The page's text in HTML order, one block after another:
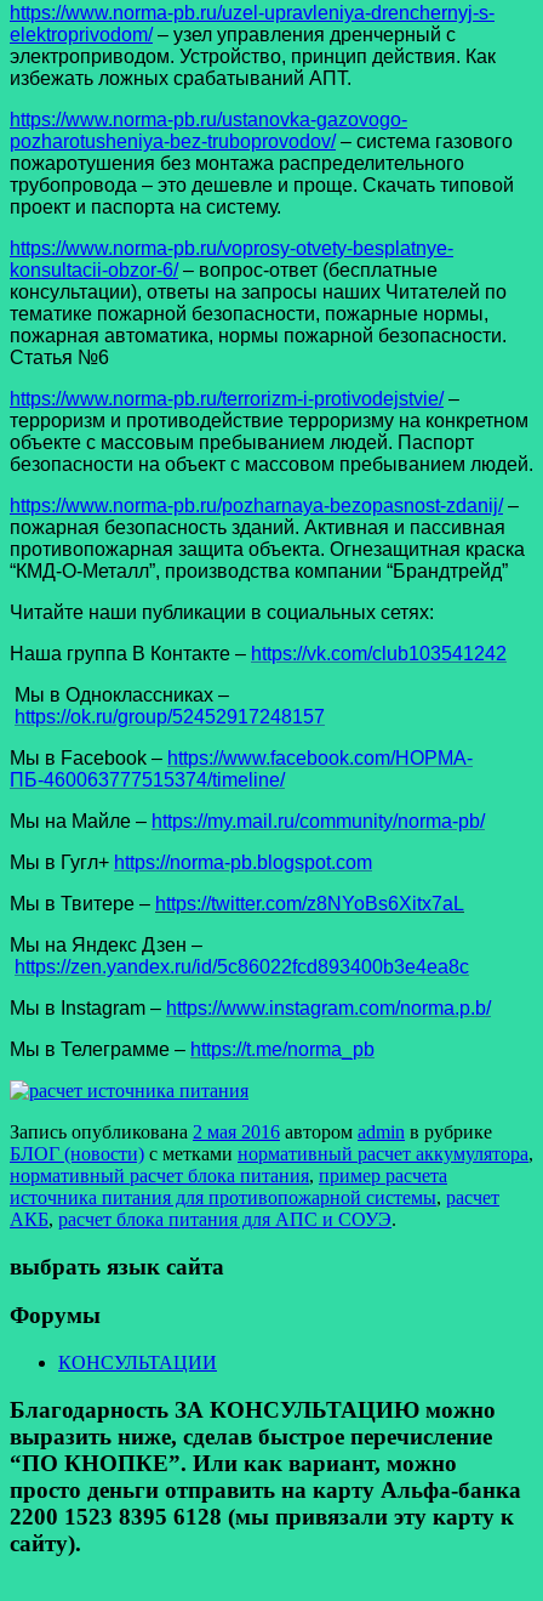
https://www.norma-pb.ru/uzel-upravleniya-drenchernyj-s-
elektroprivodom/– узел управления дренчерный с
электроприводом. Устройство, принцип действия. Как
избежать ложных срабатываний АПТ.
https://www.norma-pb.ru/ustanovka-gazovogo-
pozharotusheniya-bez-truboprovodov/– система газового
пожаротушения без монтажа распределительного
трубопровода – это дешевле и проще. Скачать типовой
проект и паспорта на систему.
https://www.norma-pb.ru/voprosy-otvety-besplatnye-
konsultacii-obzor-6/– вопрос-ответ (бесплатные
консультации), ответы на запросы наших Читателей по
тематике пожарной безопасности, пожарные нормы,
пожарная автоматика, нормы пожарной безопасности.
Статья №6
https://www.norma-pb.ru/terrorizm-i-protivodejstvie/–
терроризм и противодействие терроризму на конкретном
объекте с массовым пребыванием людей. Паспорт
безопасности на объект с массовом пребыванием людей.
https://www.norma-pb.ru/pozharnaya-bezopasnost-zdanij/–
пожарная безопасность зданий. Активная и пассивная
противопожарная защита объекта. Огнезащитная краска
“КМД-О-Металл”, производства компании “Брандтрейд”
Читайте наши публикации в социальных сетях:
Наша группа В Контакте – https://vk.com/club103541242
Мы в Одноклассниках –
https://ok.ru/group/52452917248157
Мы в Facеbook – https://www.facebook.com/НОРМА-
ПБ-460063777515374/timeline/
Мы на Майле – https://my.mail.ru/community/norma-pb/
Мы в Гугл+ https://norma-pb.blogspot.com
Мы в Твитере – https://twitter.com/z8NYoBs6Xitx7aL
Мы на Яндекс Дзен –
https://zen.yandex.ru/id/5c86022fcd893400b3e4ea8c
Мы в Instagram – https://www.instagram.com/norma.p.b/
Мы в Телеграмме – https://t.me/norma_pb
Запись опубликована 2 мая 2016 автором admin в рубрике
БЛОГ (новости) с метками нормативный расчет аккумулятора,
нормативный расчет блока питания, пример расчета
источника питания для противопожарной системы, расчет
АКБ, расчет блока питания для АПС и СОУЭ.
выбрать язык сайта
Форумы
КОНСУЛЬТАЦИИ
Благодарность ЗА КОНСУЛЬТАЦИЮ можно
выразить ниже, сделав быстрое перечисление
“ПО КНОПКЕ”. Или как вариант, можно
просто деньги отправить на карту Альфа-банка
2200 1523 8395 6128 (мы привязали эту карту к
сайту).